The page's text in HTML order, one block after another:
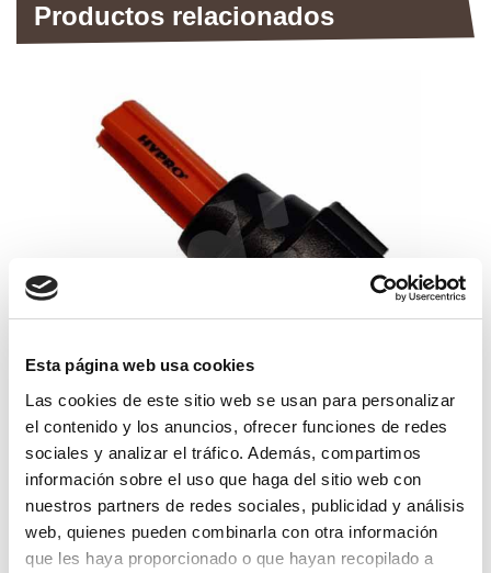
Esta página web usa cookies
Las cookies de este sitio web se usan para personalizar
el contenido y los anuncios, ofrecer funciones de redes
sociales y analizar el tráfico. Además, compartimos
información sobre el uso que haga del sitio web con
nuestros partners de redes sociales, publicidad y análisis
web, quienes pueden combinarla con otra información
que les haya proporcionado o que hayan recopilado a
Productos relacionados
boquilla hypro xt naranja+tuerca
bayonet
45,86€ comprar